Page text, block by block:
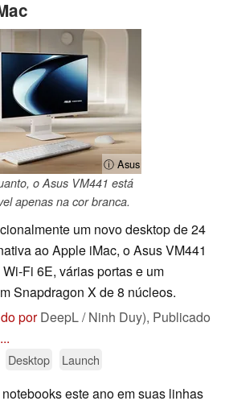
ⓘ Asus
o Asus VM441 está
apenas na cor branca.
um novo desktop de 24
ao Apple iMac, o Asus VM441
Fi 6E, várias portas e um
Snapdragon X de 8 núcleos.
porDeepL / Ninh Duy), Publicado
...
Desktop Launch
este ano em suas linhas